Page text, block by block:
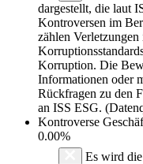
dargestellt, die laut
Kontroversen im
zählen
Korruption. Die
Informationen oder
Rückfragen zu den
an ISS ESG.
Kontroverse
0.00%
Es wird